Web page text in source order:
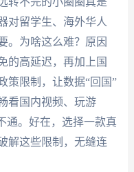
对留学生、海外华人
。为啥这么难？原因
的高延迟，再加上国
策限制，让数据“回国”
看国内视频、玩游
通。好在，选择一款真
解这些限制，无缝连